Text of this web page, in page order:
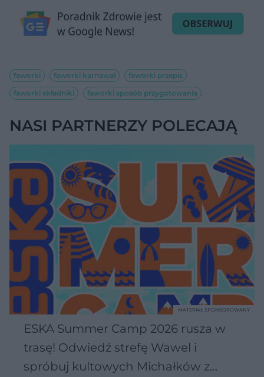
faworki faworki karnawał
faworki przepis
faworki składniki
faworki sposób przygotowania
NASI PARTNERZY POLECAJĄ
ESKA Summer Camp 2026 rusza w
trasę! Odwiedź strefę Wawel i
spróbuj kultowych Michałków z
MATERIAŁ SPONSOROWANY